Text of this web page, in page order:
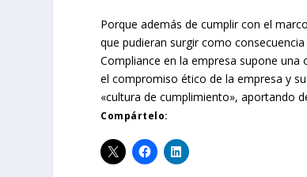
Porque además de cumplir con el
que pudieran surgir como
Compliance en la empresa supone
el compromiso ético de la empresa y
«cultura de cumplimiento», aportando
Compártelo: